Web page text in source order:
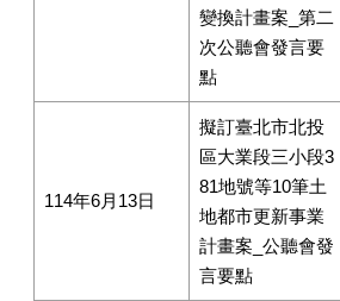
變換計畫案_第二
次公聽會發言要
點
114年6月13日
擬訂臺北市北投
區大業段三小段3
81地號等10筆土
地都市更新事業
計畫案_公聽會發
言要點